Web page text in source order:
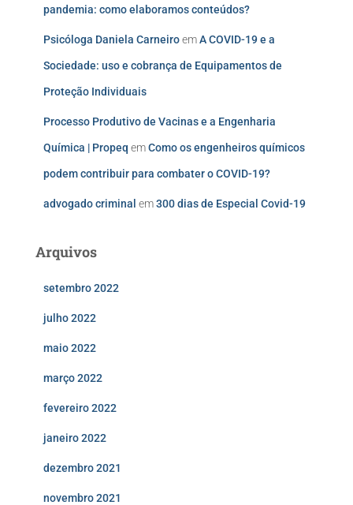
pandemia: como elaboramos conteúdos?
Psicóloga Daniela CarneiroemA COVID-19 e a
Sociedade: uso e cobrança de Equipamentos de
Proteção Individuais
Processo Produtivo de Vacinas e a Engenharia
Química | Propeq emComo os engenheiros químicos
podem contribuir para combater o COVID-19?
advogado criminal em300 dias de Especial Covid-19
Arquivos
setembro 2022
julho 2022
maio 2022
março 2022
fevereiro 2022
janeiro 2022
dezembro 2021
novembro 2021